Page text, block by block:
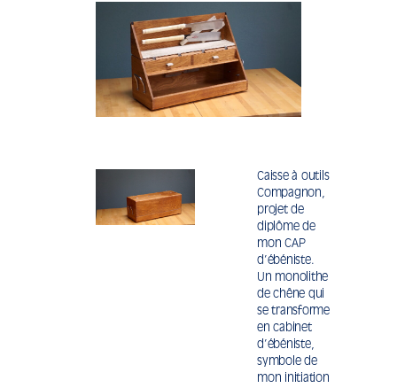
Caisse à outils
Compagnon,
projet de
diplôme de
mon CAP
d’ébéniste.
Un monolithe
de chêne qui
se transforme
en cabinet
d’ébéniste,
symbole de
mon initiation